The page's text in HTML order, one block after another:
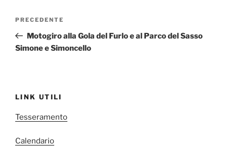
Articolo
precedente:
PRECEDENTE
Motogiro alla Gola del Furlo e al Parco del Sasso
Simone e Simoncello
LINK UTILI
Tesseramento
Calendario